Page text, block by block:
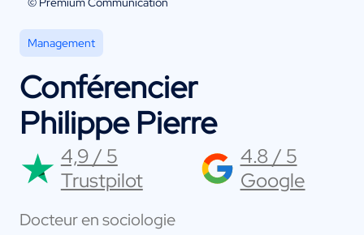
Management
Conférencier
Philippe Pierre
4,9 / 5
Trustpilot
4.8 / 5
Google
Docteur en sociologie